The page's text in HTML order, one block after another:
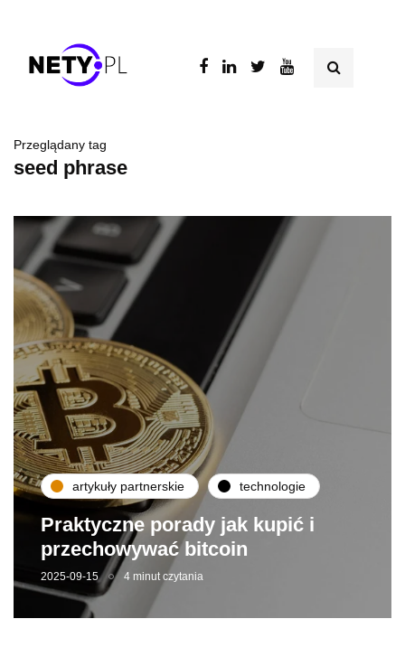
Przeglądany tag
seed phrase
artykuły partnerskie technologie
Praktyczne porady jak kupić i
przechowywać bitcoin
2025-09-15 4 minut czytania